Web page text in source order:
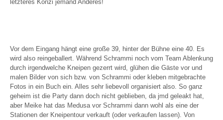
letzteres Konzi jemand Anderes!
Vor dem Eingang hängt eine große 39, hinter der Bühne eine 40. Es
wird also reingeballert. Während Schrammi noch vom Team Ablenkung
durch irgendwelche Kneipen gezerrt wird, glühen die Gäste vor und
malen Bilder von sich bzw. von Schrammi oder kleben mitgebrachte
Fotos in ein Buch ein. Alles sehr liebevoll organisiert also. So ganz
geheim ist die Party dann doch nicht geblieben, da jmd geleakt hat,
aber Meike hat das Medusa vor Schrammi dann wohl als eine der
Stationen der Kneipentour verkauft (oder verkaufen lassen). Von